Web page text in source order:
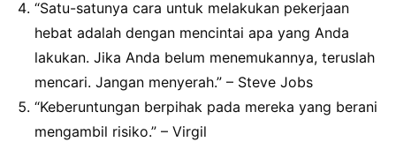
“Satu-satunya cara untuk melakukan pekerjaan
hebat adalah dengan mencintai apa yang Anda
lakukan. Jika Anda belum menemukannya, teruslah
mencari. Jangan menyerah.” – Steve Jobs
“Keberuntungan berpihak pada mereka yang berani
mengambil risiko.” – Virgil